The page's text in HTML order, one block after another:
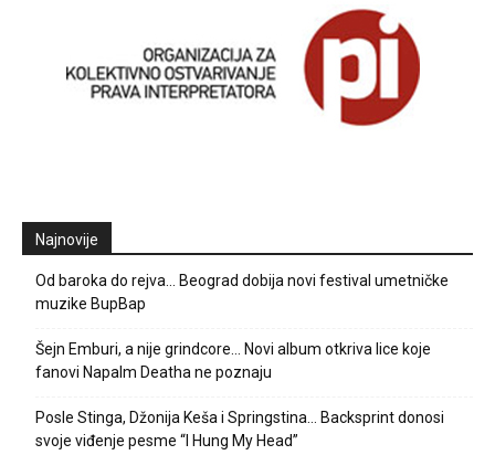
Najnovije
Od baroka do rejva… Beograd dobija novi festival umetničke
muzike BupBap
Šejn Emburi, a nije grindcore… Novi album otkriva lice koje
fanovi Napalm Deatha ne poznaju
Posle Stinga, Džonija Keša i Springstina… Backsprint donosi
svoje viđenje pesme “I Hung My Head”